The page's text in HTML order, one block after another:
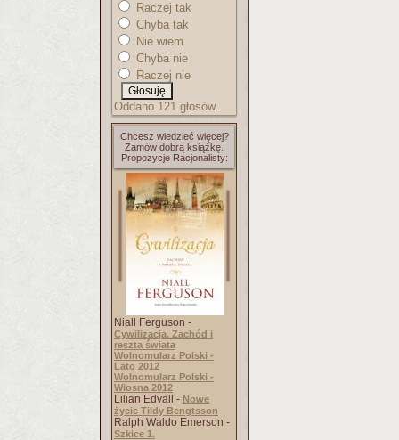
Raczej tak
Chyba tak
Nie wiem
Chyba nie
Raczej nie
Oddano 121 głosów.
Chcesz wiedzieć więcej?
Zamów dobrą książkę.
Propozycje Racjonalisty:
Niall Ferguson -
Cywilizacja. Zachód i
reszta świata
Wolnomularz Polski -
Lato 2012
Wolnomularz Polski -
Wiosna 2012
Lilian Edvall - Nowe
życie Tildy Bengtsson
Ralph Waldo Emerson -
Szkice 1.